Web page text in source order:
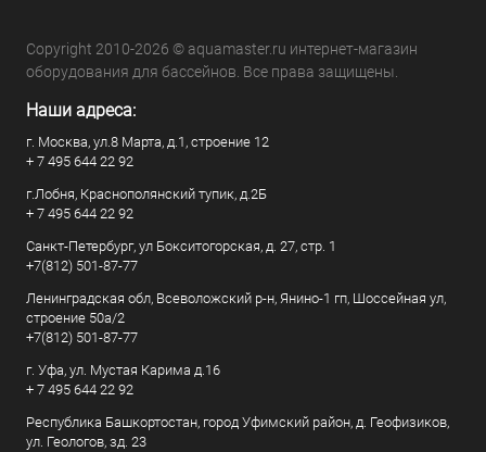
Copyright 2010-2026 © aquamaster.ru интернет-магазин
оборудования для бассейнов. Все права защищены.
Наши адреса:
г. Москва, ул.8 Марта, д.1, строение 12
+ 7 495 644 22 92
г.Лобня, Краснополянский тупик, д.2Б
+ 7 495 644 22 92
Санкт-Петербург, ул Бокситогорская, д. 27, стр. 1
+7(812) 501-87-77
Ленинградская обл, Всеволожский р-н, Янино-1 гп, Шоссейная ул,
строение 50а/2
+7(812) 501-87-77
г. Уфа, ул. Мустая Карима д.16
+ 7 495 644 22 92
Республика Башкортостан, город Уфимский район, д. Геофизиков,
ул. Геологов, зд. 23